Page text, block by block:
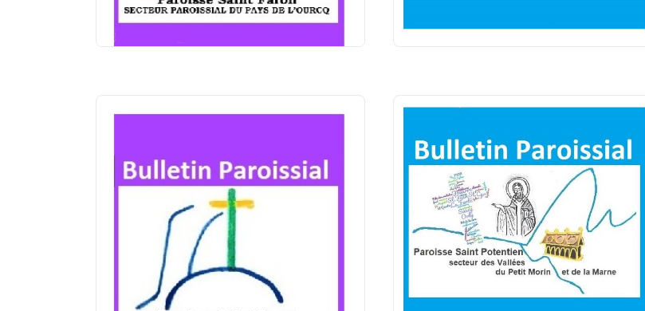
Edito St FARON – P. Robert –
juillet-août 2026
Frères et Sœurs ! « Il y a un moment pour tout,
et un temps pour toute chose sous le ciel » dit
l’Ecclésiaste. « (…) Un temps pour planter, et un
temps pour arracher le plant ; (…) un temps pour
se taire, un temps pour parler » (Qo. 3, 1-8). A
l’aune de cette sagesse...
Frères et Sœurs ! « Il y a un moment pour tout,
et un temps pour toute chose sous le ciel » dit
l’Ecclésiaste. « (…) Un temps pour planter, et un
temps pour arracher le plant ; (…) un temps pour
se taire, un temps pour parler » (Qo. 3, 1-8). A